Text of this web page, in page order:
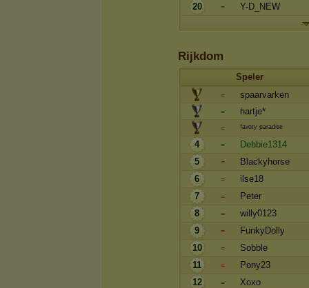
20
= Y-D_NEW
Rijkdom
Speler
= spaarvarken
= hartje*
=
ᶠᵃᵛᵒʳʸ ᵖᵃʳᵃᵈⁱˢᵉ
4
=
Debbie1314
5
=
Blackyhorse
6
=
ilse18
7
=
Peter
8
=
willy0123
9
=
FunkyDolly
10
=
Sobble
11
=
Pony23
12
=
Xoxo